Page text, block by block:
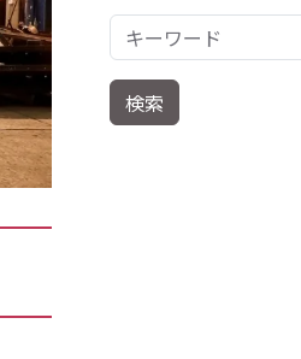
キーワード
検索